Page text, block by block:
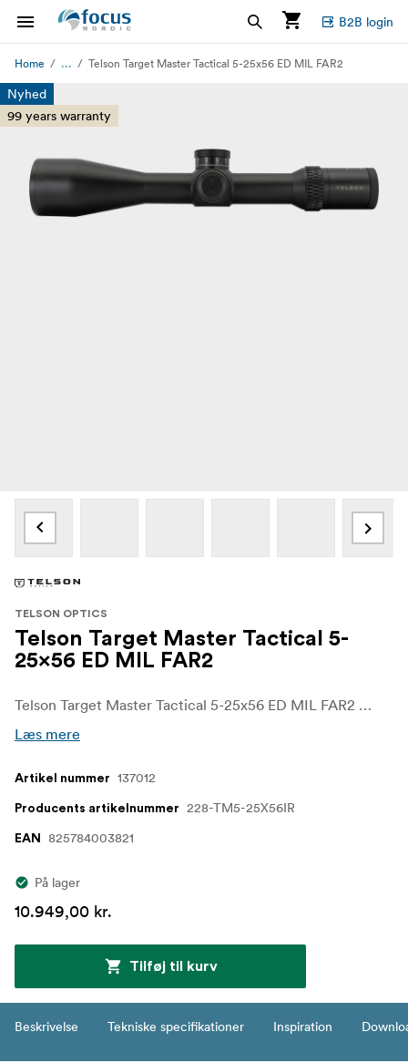
B2B login
Home ... Telson Target Master Tactical 5-25x56 ED MIL FAR2
Nyhed
99 years warranty
TELSON OPTICS
Telson Target Master Tactical 5-
25x56 ED MIL FAR2
Telson Target Master Tactical 5-25x56 ED MIL FAR2 er udviklet til præcisionsskydning og langdistanceskydning. Dens forstørrelsesområde på 5-25x, 56 mm ED-objektiv og FAR2-sigtemærke i første fokale plan giver skytter den klarhed, rækkevidde og konsistens i sigtemærket, der kræves til krævende brug.
Læs mere
Artikel nummer 137012
Producents artikelnummer 228-TM5-25X56IR
EAN 825784003821
På lager
10.949,00 kr.
Tilføj til kurv
Beskrivelse Tekniske specifikationer Inspiration